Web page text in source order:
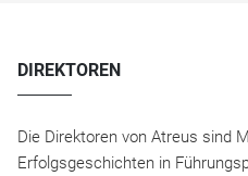
DIREKTOREN
Die Direktoren von Atreus sind
Erfolgsgeschichten in